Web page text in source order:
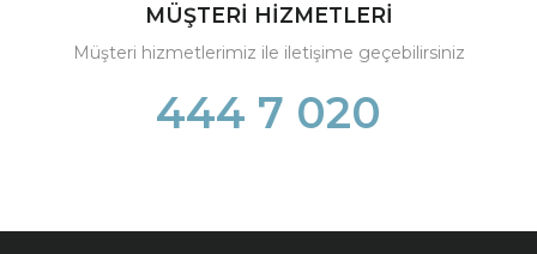
MÜŞTERİ HİZMETLERİ
Müşteri hizmetlerimiz ile iletişime geçebilirsiniz
444 7 020